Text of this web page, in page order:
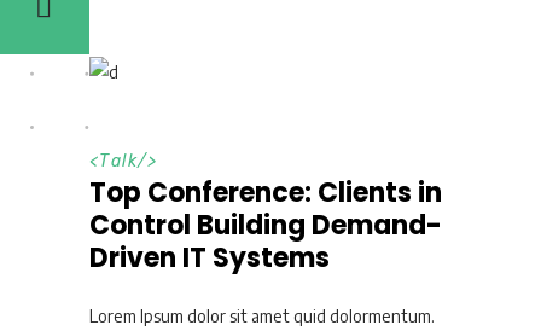
<Talk/>
Top Conference: Clients in
Control Building Demand-
Driven IT Systems
Lorem Ipsum dolor sit amet quid dolormentum.